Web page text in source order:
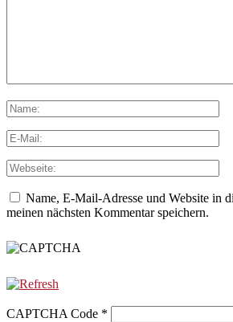
Name, E-Mail-Adresse und Website in
meinen nächsten Kommentar speichern.
CAPTCHA Code *